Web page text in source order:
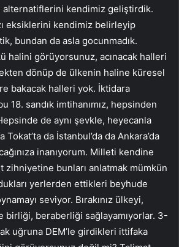
kendimiz geliştirdik.
eksiklerini kendimiz belirleyip
bundan da asla gocunmadık.
halini görüyorsunuz, acınacak halleri
dönüp de ülkenin haline küresel
bakacak halleri yok. İktidara
18. sandık imtihanımız, hepsinden
de aynı şevkle, heyecanla
Tokat’ta da İstanbul’da da Ankara’da
inanıyorum. Milleti kendine
zihniyetine bunları anlatmak mümkün
yerlerden ettikleri beyhude
seviyor. Bırakınız ülkeyi,
birliği, beraberliği sağlayamıyorlar. 3-
uğruna DEM’le girdikleri ittifaka